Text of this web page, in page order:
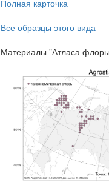
Полная карточка
Все образцы этого вида
Материалы "Атласа